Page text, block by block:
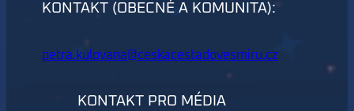
KONTAKT (OBECNÉ A KOMUNITA):
petra.kulovana@ceskacestadovesmiru.cz
KONTAKT PRO MÉDIA